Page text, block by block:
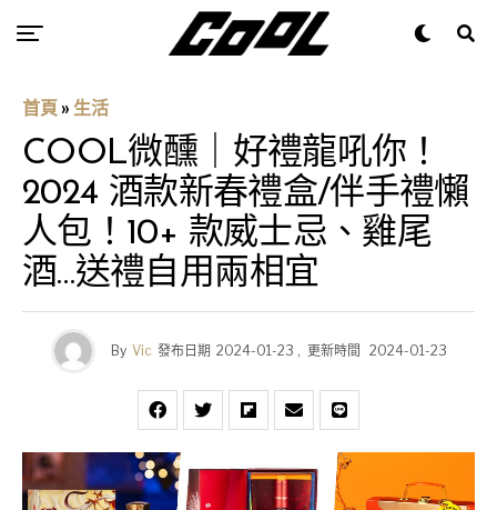
首頁 » 生活
COOL微醺｜好禮龍吼你！
2024 酒款新春禮盒/伴手禮懶
人包！10+ 款威士忌、雞尾
酒…送禮自用兩相宜
By Vic 發布日期 2024-01-23 , 更新時間 2024-01-23